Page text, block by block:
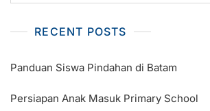
RECENT POSTS
Panduan Siswa Pindahan di Batam
Persiapan Anak Masuk Primary School